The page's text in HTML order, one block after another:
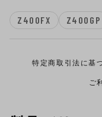
Z400FX Z400GP
特定商取引法に基
ご